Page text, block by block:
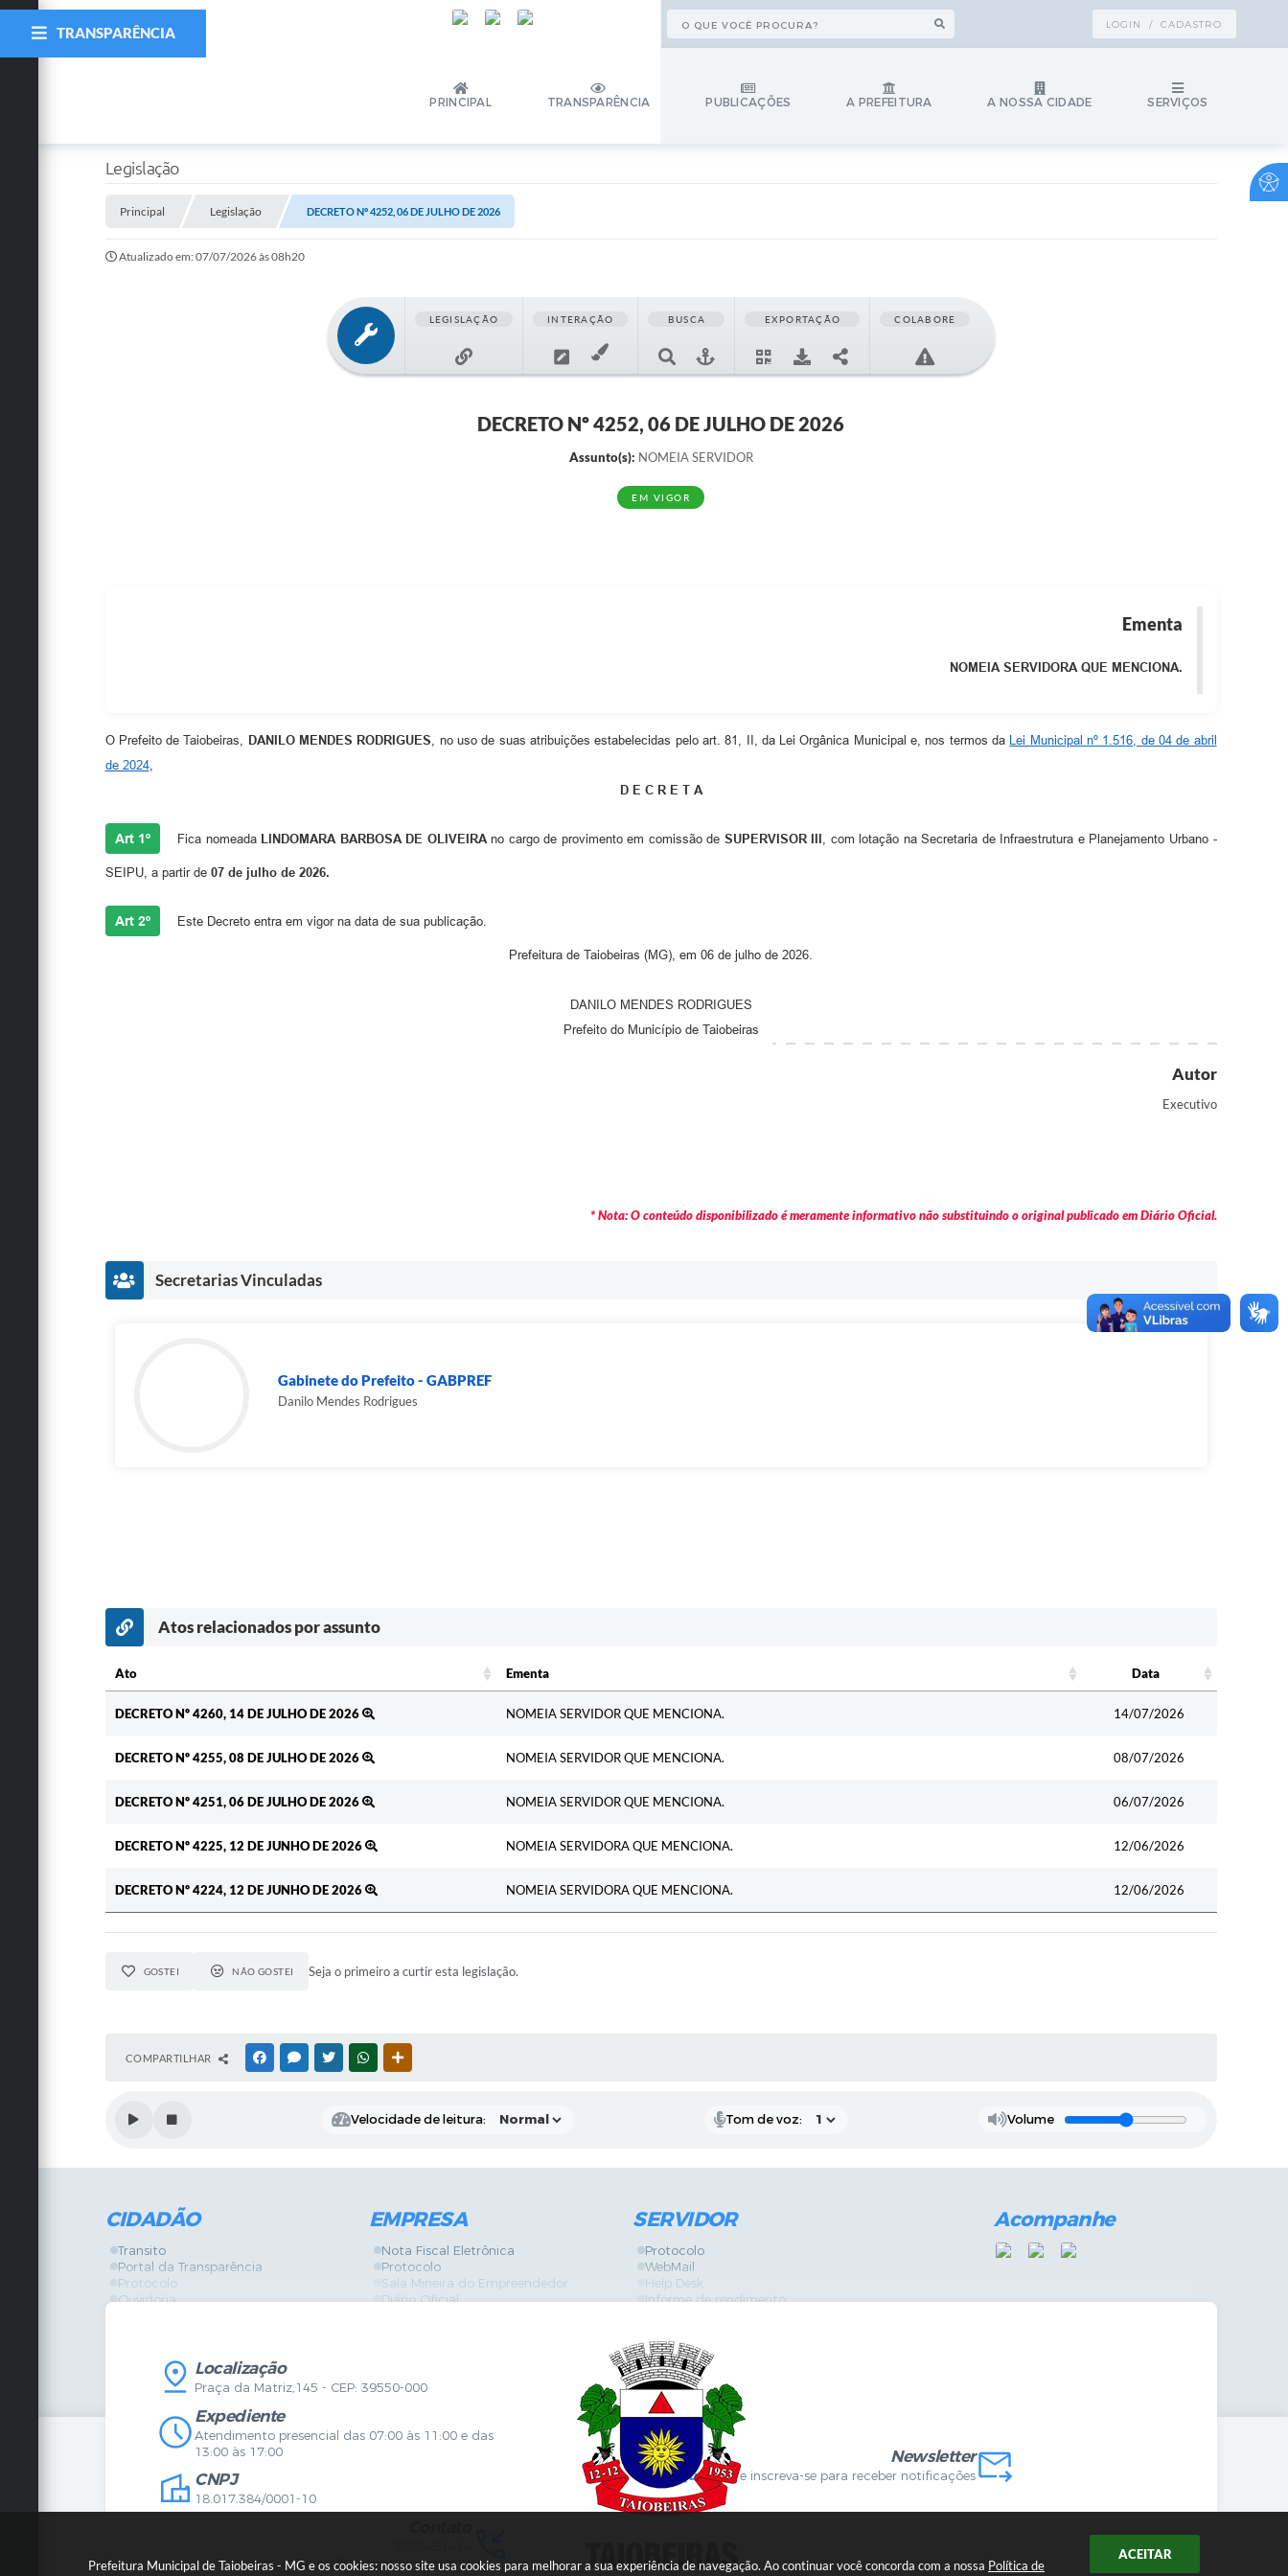
Prefeitura Municipal de Taiobeiras - MG e os cookies: nosso site usa cookies para melhorar a sua experiência de navegação. Ao continuar você concorda com a nossa Política de
ACEITAR
LOGIN / CADASTRO
PRINCIPAL TRANSPARÊNCIA PUBLICAÇÕES A PREFEITURA A NOSSA CIDADE SERVIÇOS
TRANSPARÊNCIA
Legislação
Principal Legislação DECRETO Nº 4252, 06 DE JULHO DE 2026
Atualizado em: 07/07/2026 às 08h20
LEGISLAÇÃO INTERAÇÃO BUSCA EXPORTAÇÃO COLABORE
DECRETO Nº 4252, 06 DE JULHO DE 2026
Assunto(s): NOMEIA SERVIDOR
EM VIGOR
Ementa
NOMEIA SERVIDORA QUE MENCIONA.
O Prefeito de Taiobeiras, DANILO MENDES RODRIGUES , no uso de suas atribuições estabelecidas pelo art. 81, II, da Lei Orgânica Municipal e, nos termos da Lei Municipal nº 1.516, de 04 de abril
de 2024,
D E C R E T A
Art 1º Fica nomeada LINDOMARA BARBOSA DE OLIVEIRAno cargo de provimento em comissão de SUPERVISOR III , com lotação na Secretaria de Infraestrutura e Planejamento Urbano -
SEIPU, a partir de 07 de julho de 2026.
Art 2º Este Decreto entra em vigor na data de sua publicação.
Prefeitura de Taiobeiras (MG), em 06 de julho de 2026.
DANILO MENDES RODRIGUES
Prefeito do Município de Taiobeiras
Autor
Executivo
* Nota: O conteúdo disponibilizado é meramente informativo não substituindo o original publicado em Diário Oficial.
Secretarias Vinculadas
Gabinete do Prefeito - GABPREF
Danilo Mendes Rodrigues
Atos relacionados por assunto
Ato Ementa
Data
DECRETO Nº 4260, 14 DE JULHO DE 2026
NOMEIA SERVIDOR QUE MENCIONA. 14/07/2026
DECRETO Nº 4255, 08 DE JULHO DE 2026 NOMEIA SERVIDOR QUE MENCIONA. 08/07/2026
DECRETO Nº 4251, 06 DE JULHO DE 2026 NOMEIA SERVIDOR QUE MENCIONA. 06/07/2026
DECRETO Nº 4225, 12 DE JUNHO DE 2026 NOMEIA SERVIDORA QUE MENCIONA. 12/06/2026
DECRETO Nº 4224, 12 DE JUNHO DE 2026 NOMEIA SERVIDORA QUE MENCIONA. 12/06/2026
GOSTEI NÃO GOSTEI Seja o primeiro a curtir esta legislação.
COMPARTILHAR FACEBOOKMESSENGER
TWITTERWHATSAPP
Velocidade de leitura: Tom de voz: Volume
CIDADÃO
Transito
Portal da Transparência
Protocolo
Ouvidoria
Legislação
Diário Oficial
Mapa do Site
Certidões
Agenda de Eventos
Concursos
Telefones Úteis
Newsletter
EMPRESA
Nota Fiscal Eletrônica
Protocolo
Sala Mineira do Empreendedor
Diário Oficial
Serviços Online
Vigilância Sanitária
SERVIDOR
Protocolo
WebMail
Help Desk
Informe de rendimento
GPI
Diário Oficial
Fale com RH
SGDI - Sistema de Gerência de Demandas Internas
Concurso Público e Processo Seletivo
Portal da Atenção Primaria
Acompanhe
Localização
Praça da Matriz,145 - CEP: 39550-000
Expediente
Atendimento presencial das 07:00 às 11:00 e das
13:00 às 17:00
CNPJ
18.017.384/0001-10
gabinete@taiobeiras.mg.gov.br
Newsletter
Clique aquie inscreva-se para receber notificações